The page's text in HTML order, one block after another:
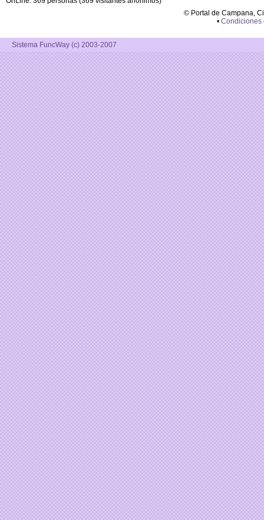
© Portal de Campana,
• Condiciones
Sistema FuncWay (c) 2003-2007